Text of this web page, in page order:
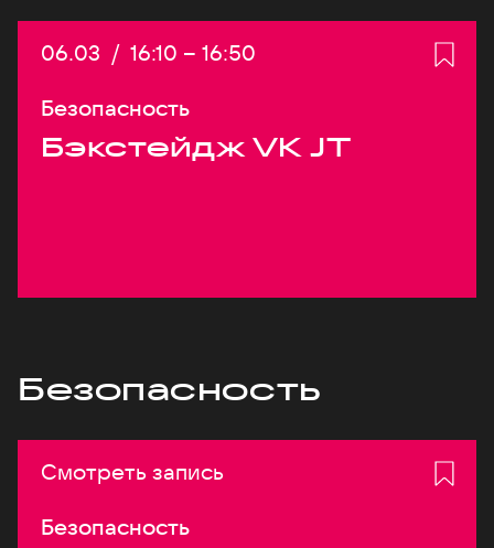
Дата:
06.03 / Начало:
16:10 – Конец:
16:50
Безопасность
Бэкстейдж VK JT
Безопасность
Смотреть запись
Безопасность